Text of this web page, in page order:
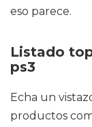
eso parece.
Listado
ps3
Echa un
productos